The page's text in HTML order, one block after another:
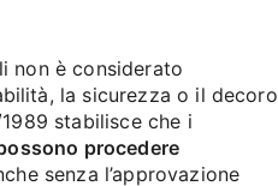
non è considerato
la sicurezza o il decoro
stabilisce che i
procedere
senza l’approvazione